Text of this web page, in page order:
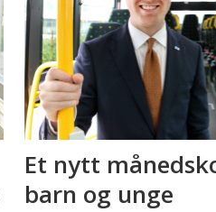
Et nytt
barn og unge